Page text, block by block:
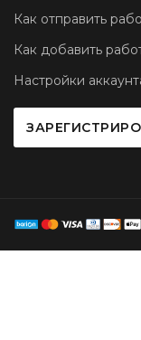
Как отправить
Как добавить
Настройки